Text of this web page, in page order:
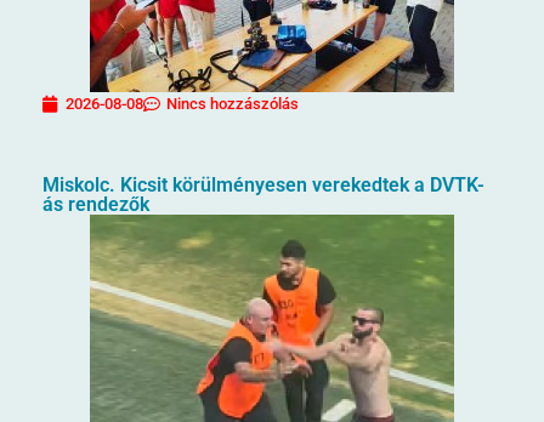
2026-08-08 Nincs hozzászólás
Miskolc. Kicsit körülményesen verekedtek a DVTK-
ás rendezők